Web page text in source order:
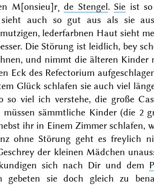
M[onsieu]r˖ de Stengel. Sie ist
auch so gut aus als sie
lederfarbnen Haut sieht
Die Störung ist leidlich, bey
und nimmt die älteren Kinder
Eck des Refectorium
Glück schlafen sie auch viel
so viel ich verstehe, die große
sämmtliche Kinder (die 2
ihr in Einem Zimmer schlafen,
ohne Störung geht es freylich
der kleinen Mädchen
sich nach Dir und dem
gebeten sie doch gleich zu